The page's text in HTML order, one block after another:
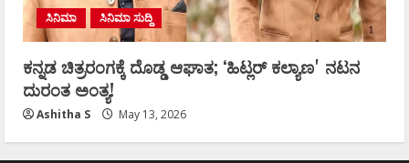
ಸಿನಿಮಾ ಸಿನಿಮಾ ಸುದ್ದಿ
ಕನ್ನಡ ಚಿತ್ರರಂಗಕ್ಕೆ ದೊಡ್ಡ ಆಘಾತ; ʻಹಿಟ್ಲರ್ ಕಲ್ಯಾಣʼ ನಟನ
ದುರಂತ ಅಂತ್ಯ!
Ashitha S May 13, 2026